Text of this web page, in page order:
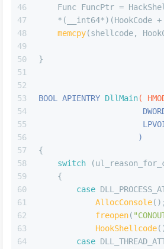
46
47
48
49
50
51
52
53
54
55
56
57
58
59
60
61
62
63
64
Func FuncPtr =
    *(__int64*)(HookCode +
memcpy(shellcode,
}
BOOL APIENTRY DllMain(
                     )
{
switch
    {
case
AllocConsole();
freopen(
HookShellcode
case